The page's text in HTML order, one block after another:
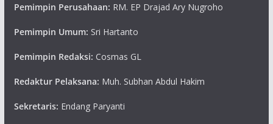
Pemimpin Perusahaan: RM. EP Drajad Ary Nugroho
Pemimpin Umum: Sri Hartanto
Pemimpin Redaksi: Cosmas GL
Redaktur Pelaksana: Muh. Subhan Abdul Hakim
Sekretaris: Endang Paryanti